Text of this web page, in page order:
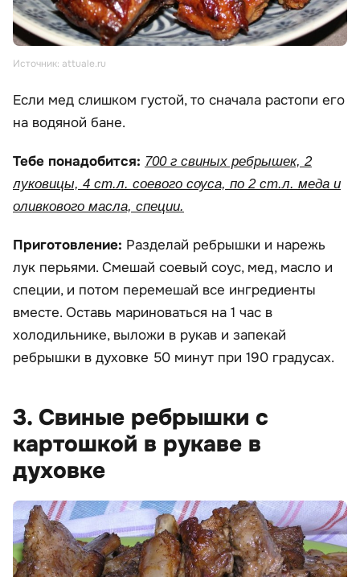
Источник: attuale.ru
Если мед слишком густой, то сначала растопи его
на водяной бане.
Тебе понадобится: 700 г свиных ребрышек, 2
луковицы, 4 ст.л. соевого соуса, по 2 ст.л. меда и
оливкового масла, специи.
Приготовление: Разделай ребрышки и нарежь
лук перьями. Смешай соевый соус, мед, масло и
специи, и потом перемешай все ингредиенты
вместе. Оставь мариноваться на 1 час в
холодильнике, выложи в рукав и запекай
ребрышки в духовке 50 минут при 190 градусах.
3. Свиные ребрышки с
картошкой в рукаве в
духовке